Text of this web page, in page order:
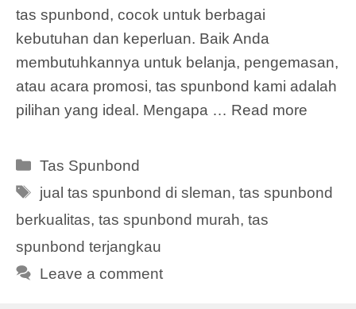
tas spunbond, cocok untuk berbagai
kebutuhan dan keperluan. Baik Anda
membutuhkannya untuk belanja, pengemasan,
atau acara promosi, tas spunbond kami adalah
pilihan yang ideal. Mengapa … Read more
Categories
Tas Spunbond
Tags
jual tas spunbond di sleman,tas spunbond
berkualitas, tas spunbond murah, tas
spunbond terjangkau
Leave a comment